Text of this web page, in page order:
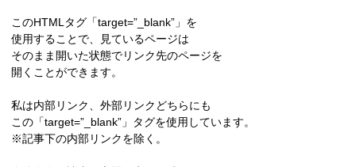
このHTMLタグ「target=”_blank”」を
使用することで、見ているページは
そのまま開いた状態でリンク先のページを
開くことができます。
私は内部リンク、外部リンクどちらにも
この「target=”_blank”」タグを使用しています。
※記事下の内部リンクを除く。